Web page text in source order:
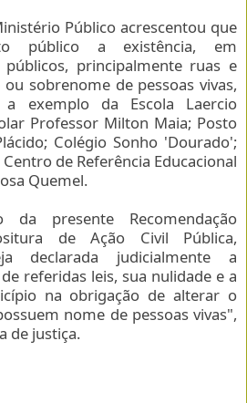
Público acrescentou que
público a existência, em
principalmente ruas e
sobrenome de pessoas vivas,
a exemplo da Escola Laercio
Professor Milton Maia; Posto
Colégio Sonho 'Dourado';
de Referência Educacional
Quemel.
da presente Recomendação
de Ação Civil Pública,
declarada judicialmente a
referidas leis, sua nulidade e a
na obrigação de alterar o
nome de pessoas vivas",
de justiça.